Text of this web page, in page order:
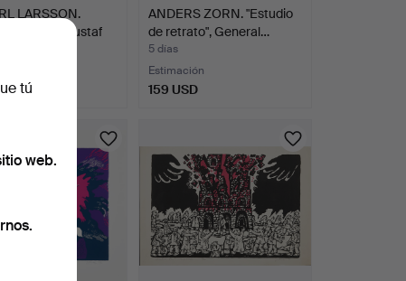
LARSSON.
"Carl Gustaf
ANDERS ZORN. "Estudio
de retrato", General…
5 días
Estimación
159 USD
tú
web.